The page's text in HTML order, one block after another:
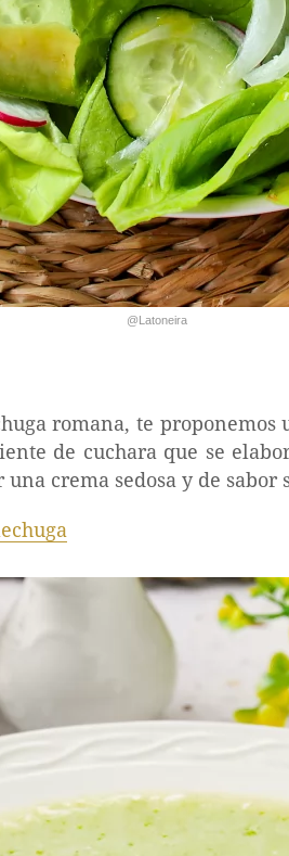
@Latoneira
romana, te
de cuchara que se
crema sedosa y de sabor